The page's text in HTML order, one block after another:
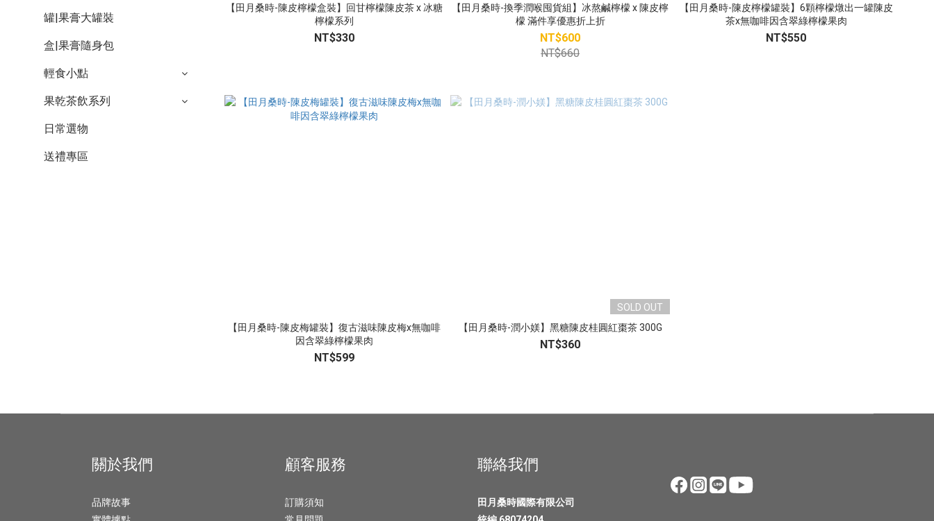
罐|果膏大罐裝
盒|果膏隨身包
輕食小點
果乾茶飲系列
日常選物
送禮專區
【田月桑時-陳皮檸檬盒裝】回甘檸檬陳皮茶 x 冰糖
檸檬系列
NT$330
【田月桑時-換季潤喉囤貨組】冰熬鹹檸檬 x 陳皮檸
檬 滿件享優惠折上折
NT$600
NT$660
【田月桑時-陳皮檸檬罐裝】6顆檸檬燉出一罐陳皮
茶x無咖啡因含翠綠檸檬果肉
NT$550
【田月桑時-陳皮梅罐裝】復古滋味陳皮梅x無咖啡
因含翠綠檸檬果肉
NT$599
SOLD OUT
【田月桑時-潤小媄】黑糖陳皮桂圓紅棗茶 300G
NT$360
關於我們
品牌故事
顧客服務
訂購須知
聯絡我們
田月桑時國際有限公司